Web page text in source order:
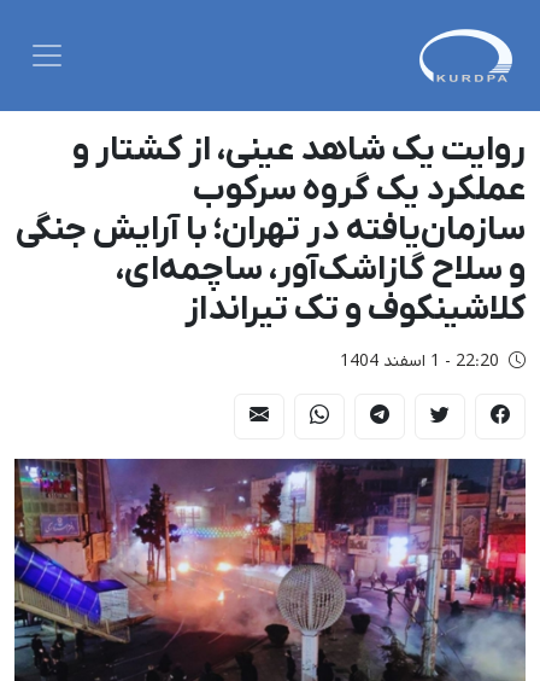
روایت یک شاهد عینی، از کشتار و
عملکرد یک گروه سرکوب
سازمان‌یافته در تهران؛ با آرایش جنگی
و سلاح گاز‌اشک‌آور، ساچمه‌ای،
کلاشینکوف و تک تیرانداز
22:20 - 1 اسفند 1404